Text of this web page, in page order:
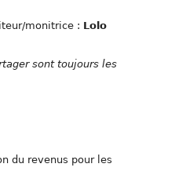
monitrice : Lolo
sont toujours les
du revenus pour les